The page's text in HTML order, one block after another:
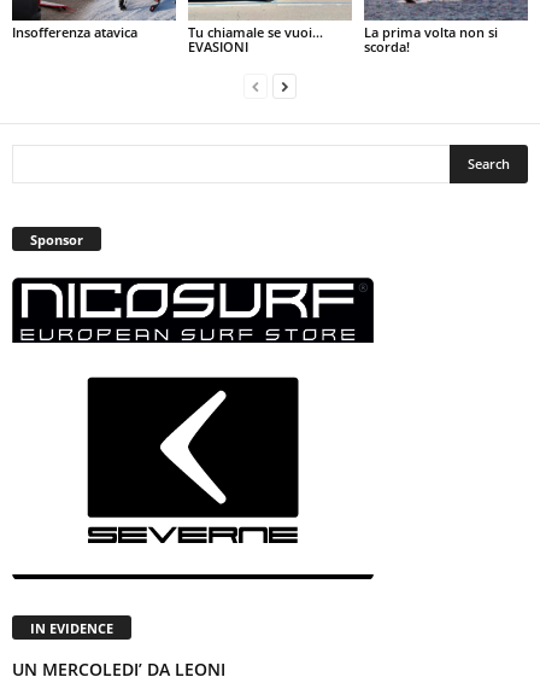
Insofferenza atavica
Tu chiamale se vuoi…
EVASIONI
La prima volta non si
scorda!
Sponsor
IN EVIDENCE
UN MERCOLEDI’ DA LEONI